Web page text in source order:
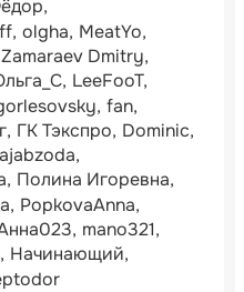
olgha MeatYo
Zamaraev Dmitry
LeeFooT
fan
ГК Тэкспро Dominic
Полина Игоревна
PopkovaAnna
mano321
Начинающий